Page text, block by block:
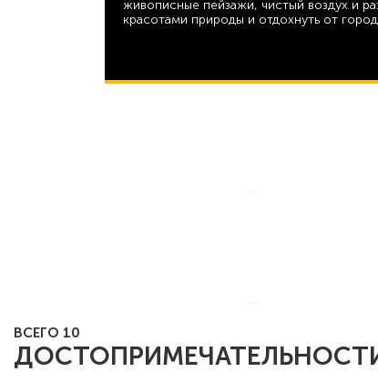
живописные пейзажи, чистый воздух и
красотами природы и отдохнуть от
ВСЕГО 10